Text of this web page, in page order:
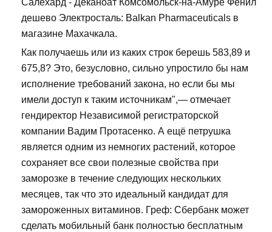
Салехард - Деканоат Комсомольск-на-Амуре Фенил
дешево Электросталь: Balkan Pharmaceuticals в
магазине Махачкала.
Как получаешь или из каких строк берешь 583,89 и
675,8? Это, безусловно, сильно упростило бы нам
исполнение требований закона, но если бы мы
имели доступ к таким источникам",— отмечает
гендиректор Независимой регистраторской
компании Вадим Протасенко. А ещё петрушка
является одним из немногих растений, которое
сохраняет все свои полезные свойства при
заморозке в течение следующих нескольких
месяцев, так что это идеальный кандидат для
замороженных витаминов. Греф: Сбербанк может
сделать мобильный банк полностью бесплатным